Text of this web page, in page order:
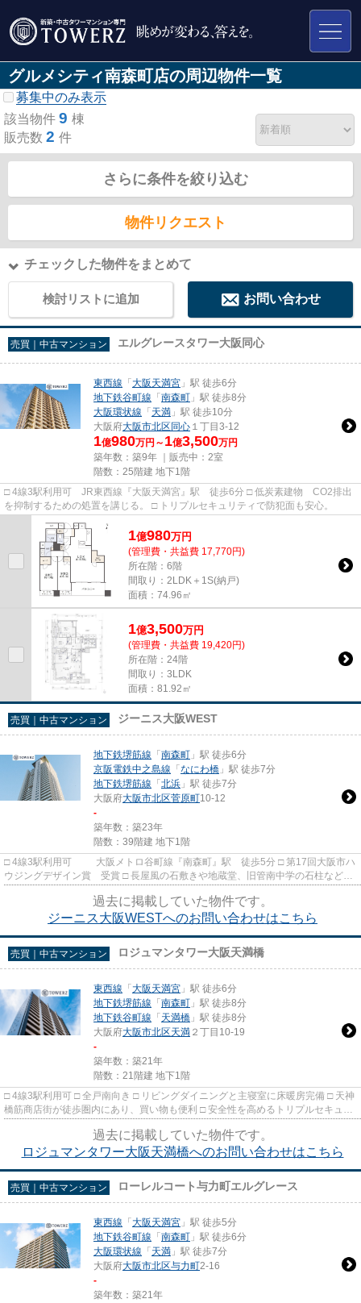
グルメシティ南森町店の周辺物件一覧
募集中のみ表示
該当物件 9 棟
販売数 2 件
さらに条件を絞り込む
物件リクエスト
チェックした物件をまとめて
検討リストに追加 お問い合わせ
売買｜中古マンション エルグレースタワー大阪同心
東西線 「 大阪天満宮 」駅 徒歩6分
地下鉄谷町線 「 南森町 」駅 徒歩8分
大阪環状線 「 天満 」駅 徒歩10分
大阪府大阪市北区 同心 １丁目3-12
1億980万円～ 1億3,500万円
築年数：築9年 ｜販売中： 2室
階数：25階建 地下1階
□ 4線3駅利用可 JR東西線『大阪天満宮』駅 徒歩6分 □ 低炭素建物 CO2排出
を抑制するための処置を講じる。 □ トリプルセキュリティで防犯面も安心。
1億980万円
(管理費・共益費 17,770円)
所在階：6階
間取り：2LDK＋1S(納戸)
面積：74.96㎡
1億3,500万円
(管理費・共益費 19,420円)
所在階：24階
間取り：3LDK
面積：81.92㎡
売買｜中古マンション ジーニス大阪WEST
地下鉄堺筋線 「 南森町 」駅 徒歩6分
京阪電鉄中之島線 「 なにわ橋 」駅 徒歩7分
地下鉄堺筋線 「 北浜 」駅 徒歩7分
大阪府大阪市北区菅原町10-12
-
築年数：築23年
階数：39階建 地下1階
□ 4線3駅利用可 大阪メトロ谷町線『南森町』駅 徒歩5分 □ 第17回大阪市ハ
ウジングデザイン賞 受賞 □ 長屋風の石敷きや地蔵堂、旧管南中学の石柱なども
過去に掲載していた物件です。
ジーニス大阪WESTへのお問い合わせはこちら
売買｜中古マンション ロジュマンタワー大阪天満橋
東西線 「 大阪天満宮 」駅 徒歩6分
地下鉄堺筋線 「 南森町 」駅 徒歩8分
地下鉄谷町線 「 天満橋 」駅 徒歩8分
大阪府大阪市北区天満 ２丁目10-19
-
築年数：築21年
階数：21階建 地下1階
□ 4線3駅利用可 □ 全戸南向き □ リビングダイニングと主寝室に床暖房完備 □ 天神
橋筋商店街が徒歩圏内にあり、買い物も便利 □ 安全性を高めるトリプルセキュリ
過去に掲載していた物件です。
ロジュマンタワー大阪天満橋へのお問い合わせはこちら
売買｜中古マンション ローレルコート与力町エルグレース
東西線 「 大阪天満宮 」駅 徒歩5分
地下鉄谷町線 「 南森町 」駅 徒歩6分
大阪環状線 「 天満 」駅 徒歩7分
大阪府大阪市北区与力町2-16
-
築年数：築21年